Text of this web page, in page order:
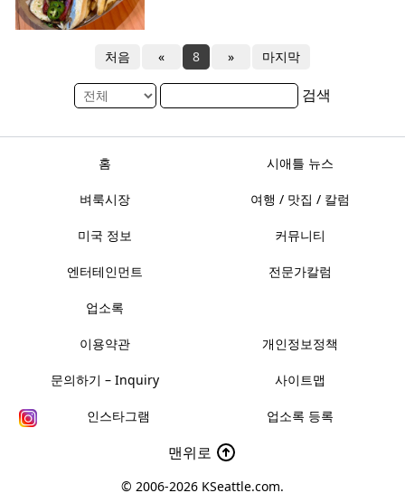
처음 « 8 » 마지막
검색
홈 시애틀 뉴스
벼룩시장 여행 / 맛집 / 칼럼
미국 정보 커뮤니티
엔터테인먼트 전문가칼럼
업소록
이용약관 개인정보정책
문의하기 – Inquiry 사이트맵
인스타그램 업소록 등록
맨위로
© 2006-2026 KSeattle.com.